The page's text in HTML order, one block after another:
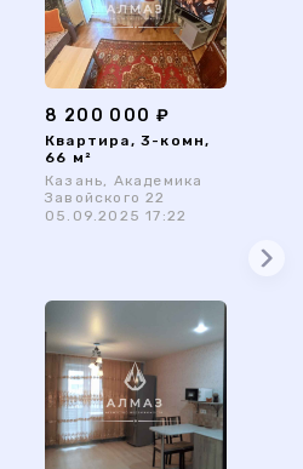
8 200 000 ₽
Квартира, 3-комн,
66 м²
Казань, Академика
Завойского 22
05.09.2025 17:22